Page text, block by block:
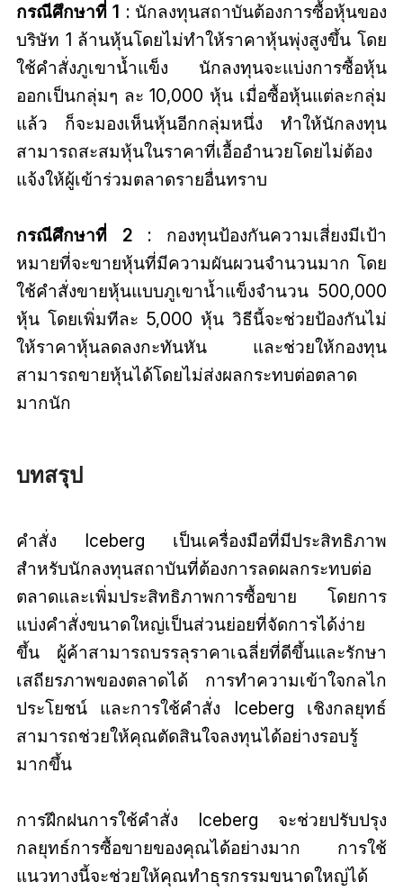
กรณีศึกษาที่ 1 : นักลงทุนสถาบันต้องการซื้อหุ้นของ
บริษัท 1 ล้านหุ้นโดยไม่ทำให้ราคาหุ้นพุ่งสูงขึ้น โดย
ใช้คำสั่งภูเขาน้ำแข็ง นักลงทุนจะแบ่งการซื้อหุ้น
ออกเป็นกลุ่มๆ ละ 10,000 หุ้น เมื่อซื้อหุ้นแต่ละกลุ่ม
แล้ว ก็จะมองเห็นหุ้นอีกกลุ่มหนึ่ง ทำให้นักลงทุน
สามารถสะสมหุ้นในราคาที่เอื้ออำนวยโดยไม่ต้อง
แจ้งให้ผู้เข้าร่วมตลาดรายอื่นทราบ
กรณีศึกษาที่ 2 : กองทุนป้องกันความเสี่ยงมีเป้า
หมายที่จะขายหุ้นที่มีความผันผวนจำนวนมาก โดย
ใช้คำสั่งขายหุ้นแบบภูเขาน้ำแข็งจำนวน 500,000
หุ้น โดยเพิ่มทีละ 5,000 หุ้น วิธีนี้จะช่วยป้องกันไม่
ให้ราคาหุ้นลดลงกะทันหัน และช่วยให้กองทุน
สามารถขายหุ้นได้โดยไม่ส่งผลกระทบต่อตลาด
มากนัก
บทสรุป
คำสั่ง Iceberg เป็นเครื่องมือที่มีประสิทธิภาพ
สำหรับนักลงทุนสถาบันที่ต้องการลดผลกระทบต่อ
ตลาดและเพิ่มประสิทธิภาพการซื้อขาย โดยการ
แบ่งคำสั่งขนาดใหญ่เป็นส่วนย่อยที่จัดการได้ง่าย
ขึ้น ผู้ค้าสามารถบรรลุราคาเฉลี่ยที่ดีขึ้นและรักษา
เสถียรภาพของตลาดได้ การทำความเข้าใจกลไก
ประโยชน์ และการใช้คำสั่ง Iceberg เชิงกลยุทธ์
สามารถช่วยให้คุณตัดสินใจลงทุนได้อย่างรอบรู้
มากขึ้น
การฝึกฝนการใช้คำสั่ง Iceberg จะช่วยปรับปรุง
กลยุทธ์การซื้อขายของคุณได้อย่างมาก การใช้
แนวทางนี้จะช่วยให้คุณทำธุรกรรมขนาดใหญ่ได้